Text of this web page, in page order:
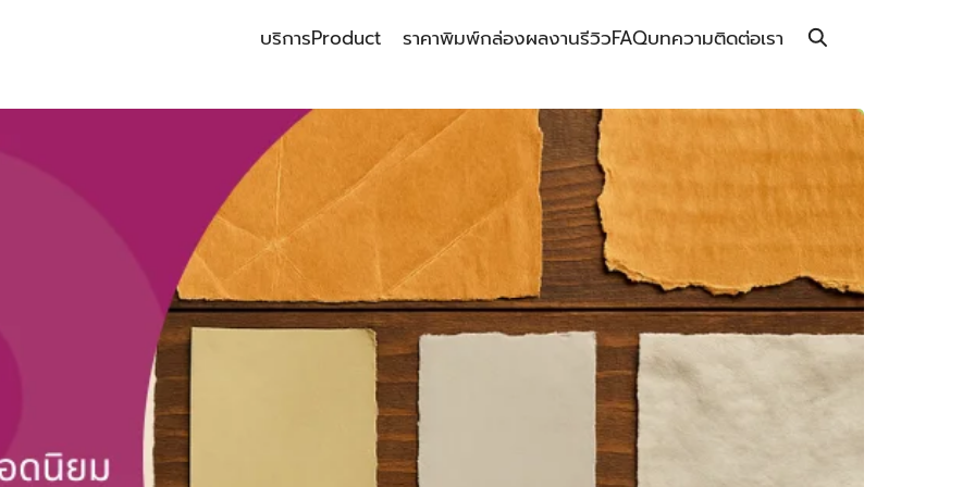
บริการProduct ราคาพิมพ์กล่องผลงานรีวิวFAQบทความติดต่อเรา